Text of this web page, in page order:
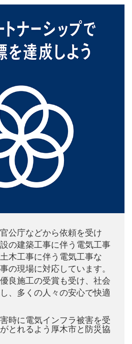
公庁などから依頼を受け
の建築工事に伴う電気工事
木工事に伴う電気工事な
の現場に対応しています。
良施工の受賞も受け、社会
、多くの人々の安心で快適
時に電気インフラ被害を受
とれるよう厚木市と防災協